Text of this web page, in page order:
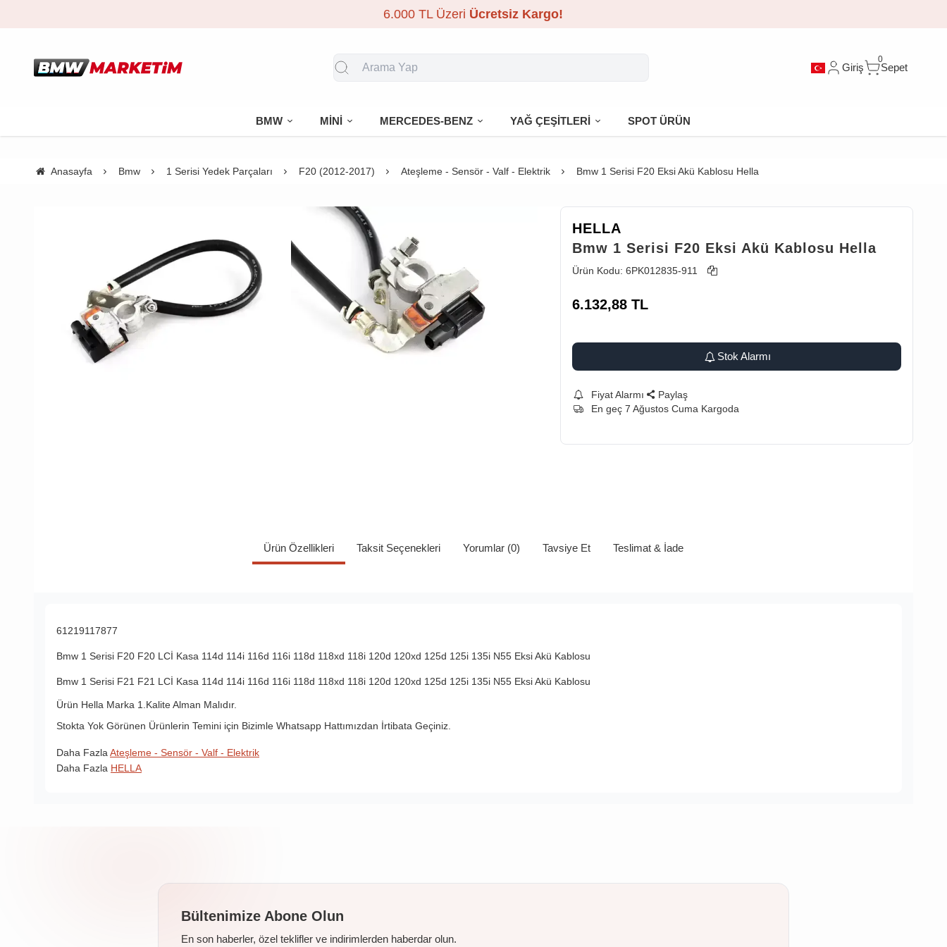
6.000 TL Üzeri Ücretsiz Kargo!
Giriş
0
Sepet
BMW MİNİ MERCEDES-BENZ YAĞ ÇEŞİTLERİ SPOT ÜRÜN
Anasayfa Bmw 1 Serisi Yedek Parçaları F20 (2012-2017) Ateşleme - Sensör - Valf - Elektrik Bmw 1 Serisi F20 Eksi Akü Kablosu Hella
HELLA
Bmw 1 Serisi F20 Eksi Akü Kablosu Hella
Ürün Kodu: 6PK012835-911
6.132,88 TL
Stok Alarmı
Fiyat Alarmı
Paylaş
En geç 7 Ağustos Cuma Kargoda
Ürün Özellikleri Taksit Seçenekleri Yorumlar (0) Tavsiye Et Teslimat & İade
61219117877
Bmw 1 Serisi F20 F20 LCİ Kasa 114d 114i 116d 116i 118d 118xd 118i 120d 120xd 125d 125i 135i N55 Eksi Akü Kablosu
Bmw 1 Serisi F21 F21 LCİ Kasa 114d 114i 116d 116i 118d 118xd 118i 120d 120xd 125d 125i 135i N55 Eksi Akü Kablosu
Ürün Hella Marka 1.Kalite Alman Malıdır.
Stokta Yok Görünen Ürünlerin Temini için Bizimle Whatsapp Hattımızdan İrtibata Geçiniz.
Daha Fazla Ateşleme - Sensör - Valf - Elektrik
Daha Fazla HELLA
Bültenimize Abone Olun
En son haberler, özel teklifler ve indirimlerden haberdar olun.